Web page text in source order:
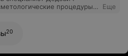
процедуры.
Еще
20